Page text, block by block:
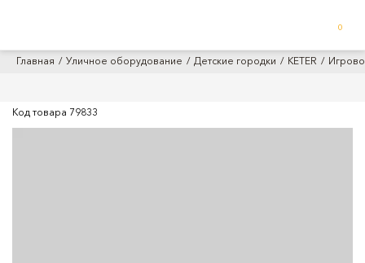
0
Главная Уличное оборудование Детские городки KETER
Код товара 79833